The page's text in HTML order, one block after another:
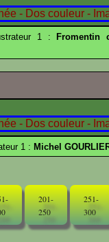
1 :
Fromentin
1 : Michel
201-
250
251-
300